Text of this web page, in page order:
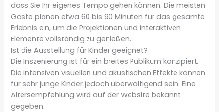
dass Sie Ihr eigenes Tempo gehen können. Die meisten
Gäste planen etwa 60 bis 90 Minuten für das gesamte
Erlebnis ein, um die Projektionen und interaktiven
Elemente vollständig zu genießen.
Ist die Ausstellung für Kinder geeignet?
Die Inszenierung ist für ein breites Publikum konzipiert.
Die intensiven visuellen und akustischen Effekte können
für sehr junge Kinder jedoch überwältigend sein. Eine
Altersempfehlung wird auf der Website bekannt
gegeben.